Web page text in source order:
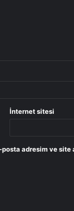
İnternet sitesi
adresim ve site